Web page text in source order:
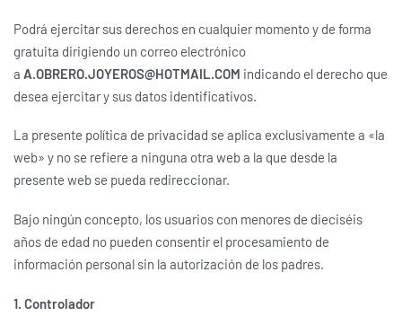
Podrá ejercitar sus derechos en cualquier momento y de forma
gratuita dirigiendo un correo electrónico
a A.OBRERO.JOYEROS@HOTMAIL.COM indicando el derecho que
desea ejercitar y sus datos identificativos.
La presente política de privacidad se aplica exclusivamente a «la
web» y no se refiere a ninguna otra web a la que desde la
presente web se pueda redireccionar.
Bajo ningún concepto, los usuarios con menores de dieciséis
años de edad no pueden consentir el procesamiento de
información personal sin la autorización de los padres.
1. Controlador